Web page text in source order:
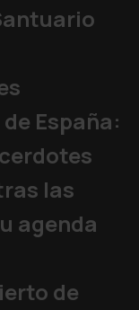
España:
las
agenda
de